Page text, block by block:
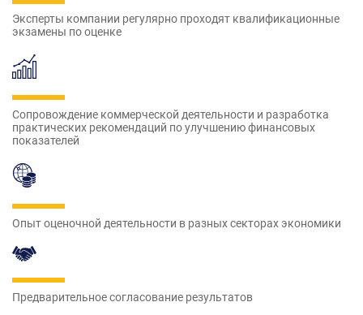
Эксперты компании регулярно проходят квалификационные
экзамены по оценке
Сопровождение коммерческой деятельности и разработка
практических рекомендаций по улучшению финансовых
показателей
Опыт оценочной деятельности в разных секторах экономики
Предварительное согласование результатов